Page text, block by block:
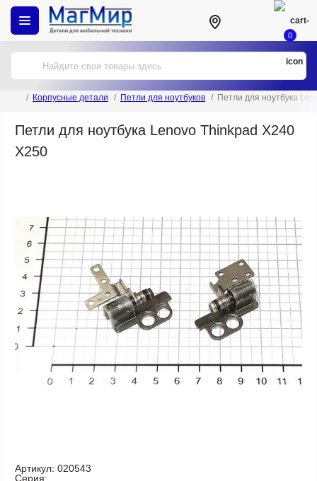
0
Корпусные детали Петли для ноутбуков Петли для ноутбука
Петли для ноутбука Lenovo Thinkpad X240
X250
Артикул: 020543
Серия: